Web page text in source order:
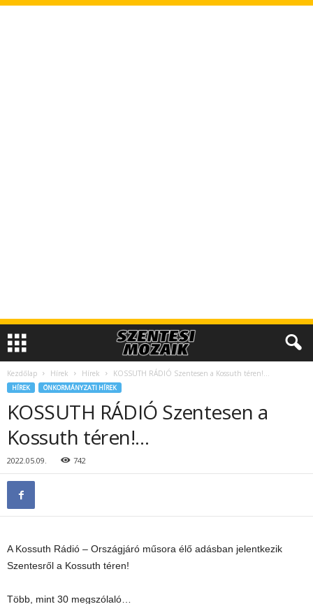
Kezdőlap Hírek Hírek KOSSUTH RÁDIÓ Szentesen a Kossuth téren!…
HÍREK ÖNKORMÁNYZATI HÍREK
KOSSUTH RÁDIÓ Szentesen a
Kossuth téren!…
2022.05.09. 742
A Kossuth Rádió – Országjáró műsora élő adásban jelentkezik
Szentesről a Kossuth téren!
Több, mint 30 megszólaló…